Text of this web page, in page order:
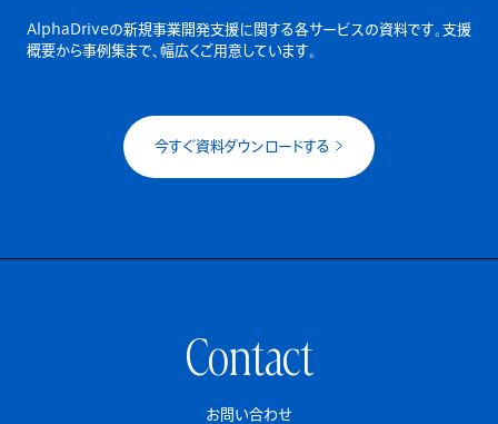
AlphaDriveの新規事業開発支援に関する各サービスの資料です。 支援
概要から事例集まで、幅広くご用意しています。
今すぐ資料ダウンロードする
Contact
お問い合わせ